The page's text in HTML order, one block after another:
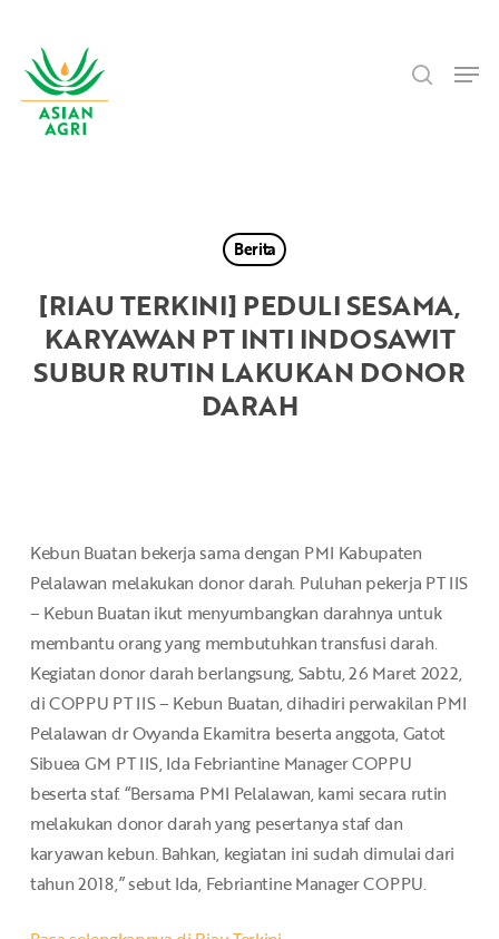
main
content
Berita
[RIAU TERKINI] PEDULI SESAMA,
KARYAWAN PT INTI INDOSAWIT
SUBUR RUTIN LAKUKAN DONOR
DARAH
Kebun Buatan bekerja sama dengan PMI Kabupaten
Pelalawan melakukan donor darah. Puluhan pekerja PT IIS
– Kebun Buatan ikut menyumbangkan darahnya untuk
membantu orang yang membutuhkan transfusi darah.
Kegiatan donor darah berlangsung, Sabtu, 26 Maret 2022,
di COPPU PT IIS – Kebun Buatan, dihadiri perwakilan PMI
Pelalawan dr Ovyanda Ekamitra beserta anggota, Gatot
Sibuea GM PT IIS, Ida Febriantine Manager COPPU
beserta staf. “Bersama PMI Pelalawan, kami secara rutin
melakukan donor darah yang pesertanya staf dan
karyawan kebun. Bahkan, kegiatan ini sudah dimulai dari
tahun 2018,” sebut Ida, Febriantine Manager COPPU.